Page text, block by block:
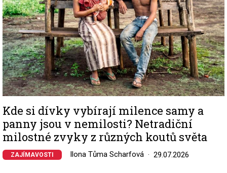
Kde si dívky vybírají milence samy a
panny jsou v nemilosti? Netradiční
milostné zvyky z různých koutů světa
ZAJÍMAVOSTI Ilona Tůma Scharfová 29.07.2026